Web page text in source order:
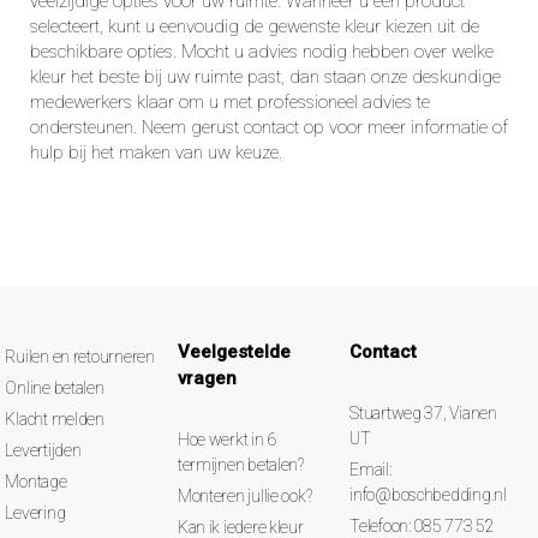
selecteert, kunt u eenvoudig de gewenste kleur kiezen uit de
beschikbare opties. Mocht u advies nodig hebben over welke
kleur het beste bij uw ruimte past, dan staan onze deskundige
medewerkers klaar om u met professioneel advies te
ondersteunen. Neem gerust contact op voor meer informatie of
hulp bij het maken van uw keuze.
Ruilen en retourneren
Online betalen
Klacht melden
Levertijden
Montage
Levering
Veelgestelde
vragen
Hoe werkt in 6
termijnen betalen?
Monteren jullie ook?
Kan ik iedere kleur
Contact
Stuartweg 37, Vianen
UT
Email:
info@boschbedding.nl
Telefoon: 085 773 52